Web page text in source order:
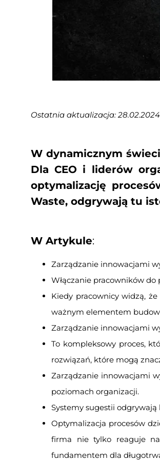
Ostatnia aktualizacja: 28.02.2024
W dynamicznym
Dla CEO i liderów
optymalizację
Waste, odgrywają tu
W Artykule:
Zarządzanie innowacjami
Włączanie pracowników
Kiedy pracownicy widzą,
ważnym elementem
Zarządzanie innowacjami
To kompleksowy proces,
rozwiązań, które mogą
Zarządzanie innowacjami
poziomach organizacji.
Systemy sugestii
Optymalizacja procesów
firma nie tylko reaguje na
fundamentem dla